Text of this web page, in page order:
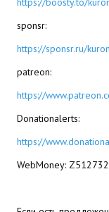
Работы Kuroneko
Doom 3 Remaster
Star Trek Voyager
Sacred Gold
sponsr:
https://sponsr.ru/
patreon:
https://
Donationalerts:
https://
WebMoney: